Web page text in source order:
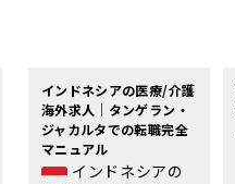
インドネシアの医療/介護
海外求人｜タンゲラン・
ジャカルタでの転職完全
マニュアル
インドネシアの